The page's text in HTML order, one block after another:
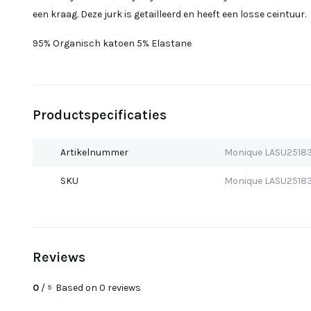
een kraag. Deze jurk is getailleerd en heeft een losse ceintuur.
95% Organisch katoen 5% Elastane
Productspecificaties
Artikelnummer Monique
SKU Monique
Reviews
0 / 5 Based on 0 reviews